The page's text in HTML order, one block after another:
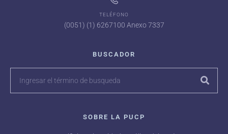
TELÉFONO
(0051) (1) 6267100 Anexo 7337
BUSCADOR
SOBRE LA PUCP